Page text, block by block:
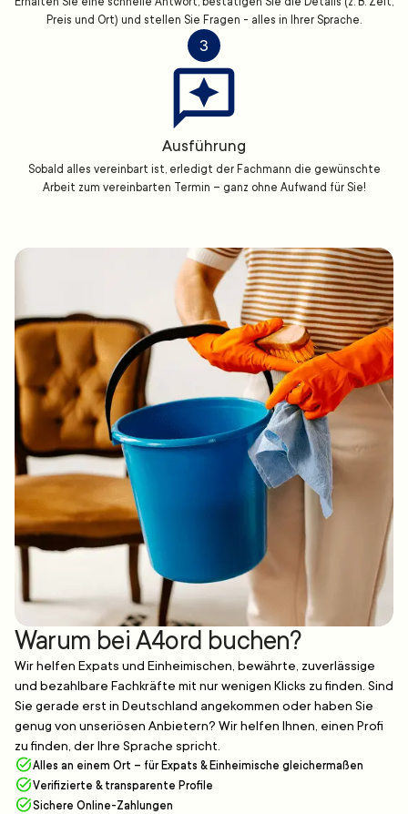
Preis und Ort) und stellen Sie Fragen - alles in Ihrer Sprache.
3
Ausführung
Sobald alles vereinbart ist, erledigt der Fachmann die gewünschte
Arbeit zum vereinbarten Termin – ganz ohne Aufwand für Sie!
Warum bei A4ord buchen?
Wir helfen Expats und Einheimischen, bewährte, zuverlässige
und bezahlbare Fachkräfte mit nur wenigen Klicks zu finden. Sind
Sie gerade erst in Deutschland angekommen oder haben Sie
genug von unseriösen Anbietern? Wir helfen Ihnen, einen Profi
zu finden, der Ihre Sprache spricht.
Alles an einem Ort – für Expats & Einheimische gleichermaßen
Verifizierte & transparente Profile
Sichere Online-Zahlungen